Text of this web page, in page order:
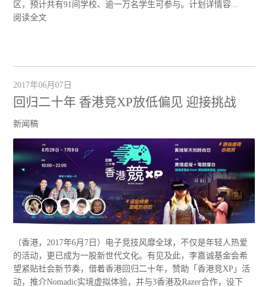
区，预计共有91间学校、逾一万名学生可参与。计划详情容...
阅读全文
2017年06月07日
回归二十年 香港竞XP放低偏见 迎接挑战
新闻稿
（香港，2017年6月7日）电子竞技风靡全球，不仅是年轻人热爱
的活动，更已成为一股新世代文化。有见及此，李嘉诚基金会希
望紧贴社会新节奏，借着香港回归二十年，赞助「香港竞XP」活
动，推介Nomadic实境虚拟体验，并与3香港及Razer合作，设下